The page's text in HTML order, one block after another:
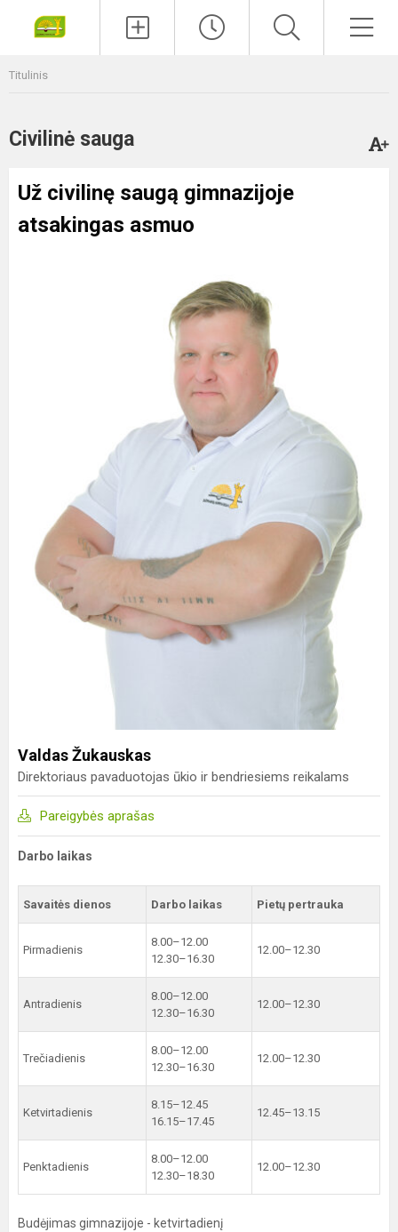
Titulinis
Civilinė sauga
Už civilinę saugą gimnazijoje
atsakingas asmuo
Valdas Žukauskas
Direktoriaus pavaduotojas ūkio ir bendriesiems reikalams
Pareigybės aprašas
Darbo laikas
Savaitės dienos Darbo laikas Pietų pertrauka
Pirmadienis
8.00–12.00
12.30–16.30
12.00–12.30
Antradienis
8.00–12.00
12.30–16.30
12.00–12.30
Trečiadienis
8.00–12.00
12.30–16.30
12.00–12.30
Ketvirtadienis
8.15–12.45
16.15–17.45
12.45–13.15
Penktadienis
8.00–12.00
12.30–18.30
12.00–12.30
Budėjimas gimnazijoje - ketvirtadienį